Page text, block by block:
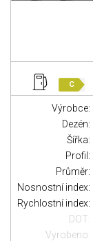
C
Výrobce:
Dezén:
Šířka:
Profil:
Průměr:
Nosnostní index:
Rychlostní index:
DOT:
Vyrobeno: